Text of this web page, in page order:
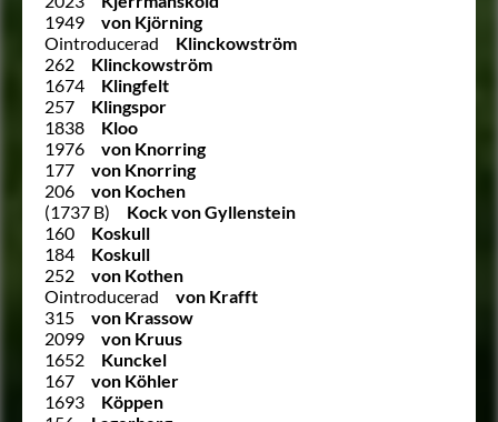
1949
von Kjörning
Ointroducerad
Klinckowström
262
Klinckowström
1674
Klingfelt
257
Klingspor
1838
Kloo
1976
von Knorring
177
von Knorring
206
von Kochen
(1737 B)
Kock von Gyllenstein
160
Koskull
184
Koskull
252
von Kothen
Ointroducerad
von Krafft
315
von Krassow
2099
von Kruus
1652
Kunckel
167
von Köhler
1693
Köppen